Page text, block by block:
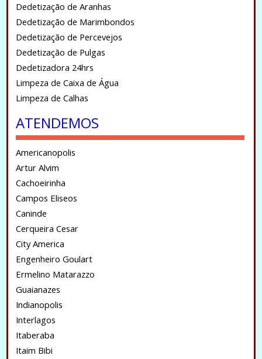
Dedetização de Aranhas
Dedetização de Marimbondos
Dedetização de Percevejos
Dedetização de Pulgas
Dedetizadora 24hrs
Limpeza de Caixa de Água
Limpeza de Calhas
ATENDEMOS
Americanopolis
Artur Alvim
Cachoeirinha
Campos Eliseos
Caninde
Cerqueira Cesar
City America
Engenheiro Goulart
Ermelino Matarazzo
Guaianazes
Indianopolis
Interlagos
Itaberaba
Itaim Bibi